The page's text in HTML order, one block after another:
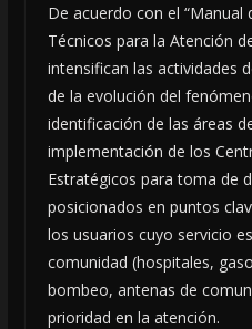
De acuerdo con el “Manual
Técnicos para la Atención
intensifican las actividades
de la evolución del
identificación de las áreas
implementación de los
Estratégicos para toma de
posicionados en puntos
los usuarios cuyo servicio
comunidad (hospitales,
bombeo, antenas de
prioridad en la atención.